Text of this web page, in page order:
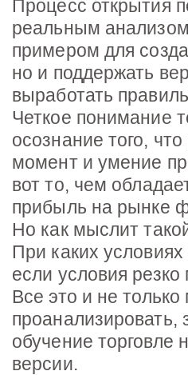
Процесс открытия
реальным
примером для
но и поддержать
выработать
Четкое понимание
осознание того,
момент и умение
вот то, чем
прибыль на рынке
Но как мыслит
При каких
если условия
Все это и не
проанализировать,
обучение торговле
версии.